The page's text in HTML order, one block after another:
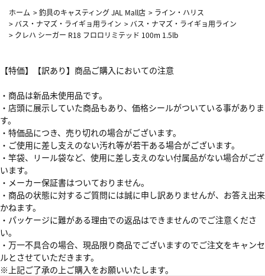
ホーム >釣具のキャスティング JAL Mall店 > ライン・ハリス
> バス・ナマズ・ライギョ用ライン > バス・ナマズ・ライギョ用ライン
> クレハ シーガー R18 フロロリミテッド 100m 1.5lb
【特価】【訳あり】商品ご購入においての注意
・商品は新品未使用品です。
・店頭に展示していた商品もあり、価格シールがついている事がありま
す。
・特価品につき、売り切れの場合がございます。
・ご使用に差し支えのない汚れ等が若干ある場合がございます。
・竿袋、リール袋など、使用に差し支えのない付属品がない場合がござ
います。
・メーカー保証書はついておりません。
・商品の状態に対するご質問には誠に申し訳ありませんが、お答え出来
かねます。
・パッケージに難がある理由での返品はできませんのでご注意くださ
い。
・万一不具合の場合、現品限り商品でございますのでご注文をキャンセ
ルとさせていただきます。
※上記ご了承の上ご購入をお願いいたします。